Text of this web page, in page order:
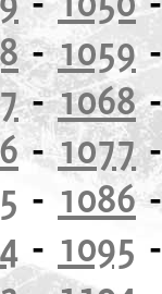
-1059
-1068
-1077
- 1086
- 1095